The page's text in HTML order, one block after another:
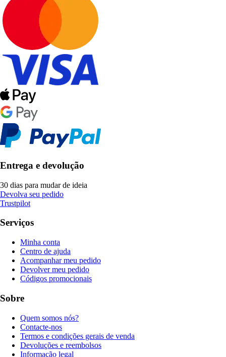
Entrega e devolução
30 dias para mudar de ideia
Devolva seu pedido
Trustpilot
Serviços
Minha conta
Centro de ajuda
Acompanhar meu pedido
Devolver meu pedido
Códigos promocionais
Sobre
Quem somos nós?
Contacte-nos
Termos e condições gerais de venda
Devoluções e reembolsos
Informação legal